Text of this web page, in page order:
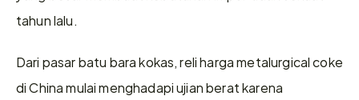
tahun lalu.
Dari pasar batu bara kokas, reli harga metalurgical coke
di China mulai menghadapi ujian berat karena